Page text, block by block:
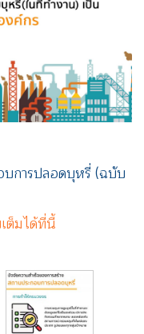
การปลอดบุหรี่ (ฉบับ
ต็มได้ที่นี้